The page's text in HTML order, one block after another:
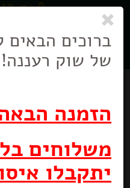
ניווט
בניווט
ברוכים
של שוק רעננה!
הזמנה הבאה
משלוחים
יתקבלו